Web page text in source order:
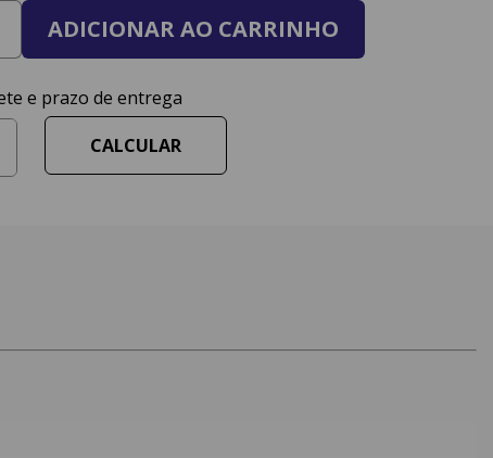
ADICIONAR AO CARRINHO